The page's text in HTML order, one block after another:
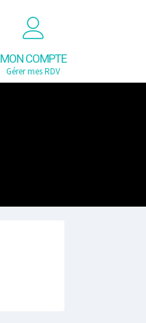
MON COMPTE
Gérer mes RDV